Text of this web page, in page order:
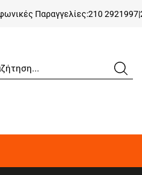
Παραγγελίες:210 2921997|